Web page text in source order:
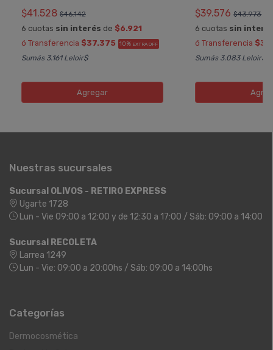
$41.528 $46.142
6 cuotas sin interés de $6.921
ó Transferencia $37.375 10% EXTRA OFF
Sumás 3.161 Leloir$
Agregar
$39.576 $43.973
6 cuotas sin
ó Transferencia
Sumás 3.083 Leloir$
Nuestras sucursales
Sucursal OLIVOS - RETIRO EXPRESS
Ugarte 1728
Lun - Vie 09:00 a 12:00 y de 12:30 a 17:00 / Sáb: 09:00 a 14:00
Sucursal RECOLETA
Larrea 1249
Lun - Vie: 09:00 a 20:00hs / Sáb: 09:00 a 14:00hs
Categorías
Dermocosmética